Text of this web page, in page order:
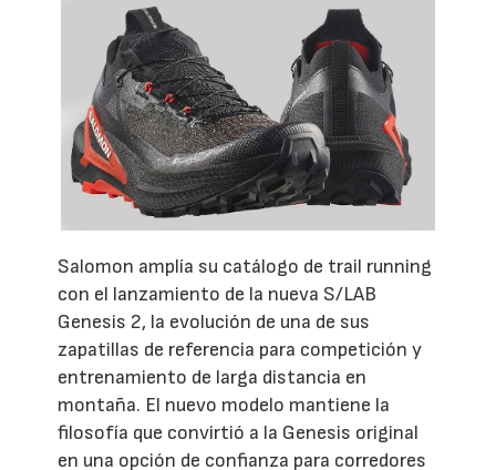
Salomon amplía su catálogo de trail running
con el lanzamiento de la nueva S/LAB
Genesis 2, la evolución de una de sus
zapatillas de referencia para competición y
entrenamiento de larga distancia en
montaña. El nuevo modelo mantiene la
filosofía que convirtió a la Genesis original
en una opción de confianza para corredores